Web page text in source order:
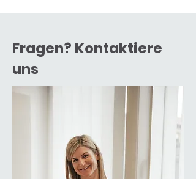
Fragen? Kontaktiere
uns